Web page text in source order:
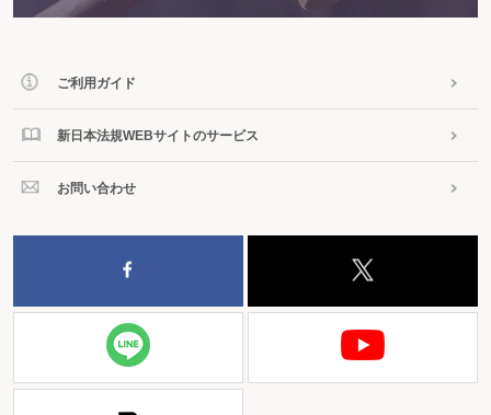
ご利用ガイド
新日本法規WEBサイトのサービス
お問い合わせ